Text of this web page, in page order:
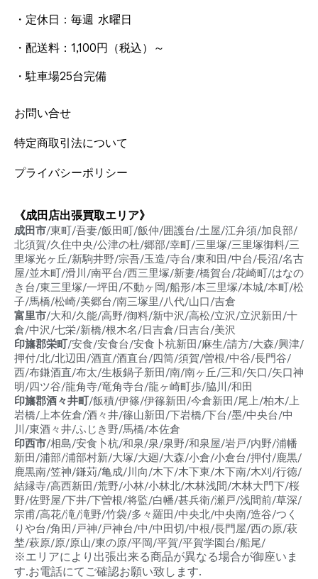
・定休日：毎週 水曜日
・配送料：1,100円 （税込） ～
・駐車場25台完備
お問い合せ
特定商取引法について
プライバシーポリシー
《成田店出張買取エリア》
成田市/東町/吾妻/飯田町/飯仲/囲護台/土屋/江弁須/加良部/
北須賀/久住中央/公津の杜/郷部/幸町/三里塚/三里塚御料/三
里塚光ヶ丘/新駒井野/宗吾/玉造/寺台/東和田/中台/長沼/名古
屋/並木町/滑川/南平台/西三里塚/新妻/橋賀台/花崎町/はなの
き台/東三里塚/一坪田/不動ヶ岡/船形/本三里塚/本城/本町/松
子/馬橋/松崎/美郷台/南三塚里/八代/山口/吉倉
富里市/大和/久能/高野/御料/新中沢/高松/立沢/立沢新田/十
倉/中沢/七栄/新橋/根木名/日吉倉/日吉台/美沢
印旛郡栄町/安食/安食台/安食卜杭新田/麻生/請方/大森/興津/
押付/北/北辺田/酒直/酒直台/四筒/須賀/曽根/中谷/長門谷/
西/布鎌酒直/布太/生板鍋子新田/南/南ヶ丘/三和/矢口/矢口神
明/四ツ谷/龍角寺/竜角寺台/龍ヶ崎町歩/脇川/和田
印旛郡酒々井町/飯積/伊篠/伊篠新田/今倉新田/尾上/柏木/上
岩橋/上本佐倉/酒々井/篠山新田/下岩橋/下台/墨/中央台/中
川/東酒々井/ふじき野/馬橋/本佐倉
印西市/相島/安食卜杭/和泉/泉/泉野/和泉屋/岩戸/内野/浦幡
新田/浦部/浦部村新/大塚/大廻/大森/小倉/小倉台/押付/鹿黒/
鹿黒南/笠神/鎌苅/亀成/川向/木下/木下東/木下南/木刈/行徳/
結縁寺/高西新田/荒野/小林/小林北/木林浅間/木林大門下/桜
野/佐野屋/下井/下曽根/将監/白幡/甚兵衛/瀬戸/浅間前/草深/
宗甫/高花/滝/滝野/竹袋/多々羅田/中央北/中央南/造谷/つく
りや台/角田/戸神/戸神台/中/中田切/中根/長門屋/西の原/萩
埜/萩原/原/原山/東の原/平岡/平賀/平賀学園台/船尾/
※エリアにより出張出来る商品が異なる場合が御座いま
す.お電話にてご確認お願い致します.